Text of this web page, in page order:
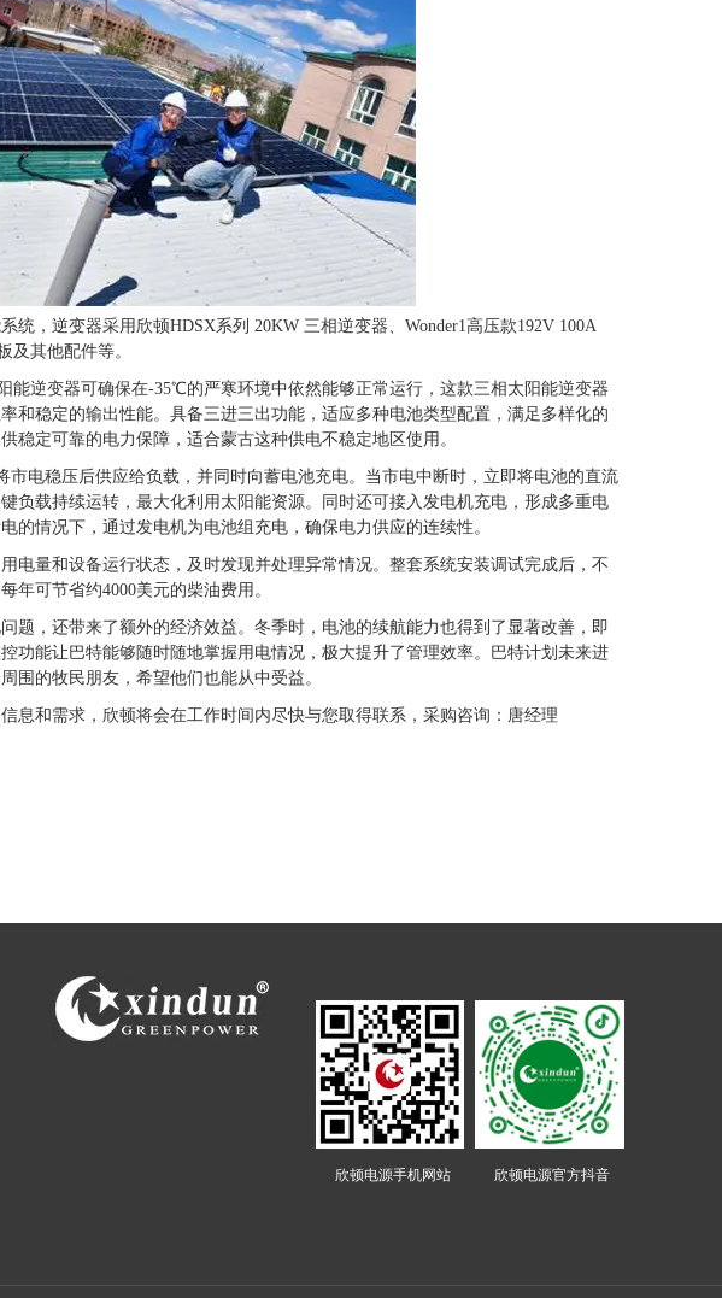
，逆变器采用欣顿HDSX系列 20KW 三相逆变器、Wonder1高压款192V 100A
及其他配件等。
能逆变器可确保在-35℃的严寒环境中依然能够正常运行，这款三相太阳能逆变器
和稳定的输出性能。具备三进三出功能，适应多种电池类型配置，满足多样化的
稳定可靠的电力保障，适合蒙古这种供电不稳定地区使用。
电稳压后供应给负载，并同时向蓄电池充电。当市电中断时，立即将电池的直流
负载持续运转，最大化利用太阳能资源。同时还可接入发电机充电，形成多重电
情况下，通过发电机为电池组充电，确保电力供应的连续性。
电量和设备运行状态，及时发现并处理异常情况。整套系统安装调试完成后，不
年可节省约4000美元的柴油费用。
题，还带来了额外的经济效益。冬季时，电池的续航能力也得到了显著改善，即
功能让巴特能够随时随地掌握用电情况，极大提升了管理效率。巴特计划未来进
围的牧民朋友，希望他们也能从中受益。
息和需求，欣顿将会在工作时间内尽快与您取得联系，采购咨询：唐经理
欣顿电源手机网站 欣顿电源官方抖音